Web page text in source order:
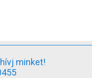
minket!